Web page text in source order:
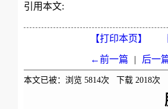
引用本文:
【打印本页】
←前一篇 | 后一
本文已被：浏览 5814次 下载 2018次